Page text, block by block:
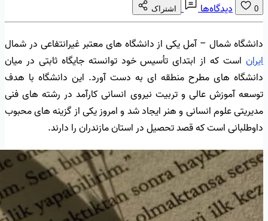
0 دیدگاه‌ها اشتراک
دانشگاه شمال – آمل یکی از دانشگاه های معتبر غیرانتفاعی در شمال
ایران است که از ابتدای تأسیس خود توانسته جایگاه ثابتی در میان
دانشگاه های مطرح منطقه ای به دست آورد. این دانشگاه با هدف
توسعه آموزش عالی و تربیت نیروی انسانی کارآمد در رشته های فنی
مدیریتی علوم انسانی و هنر ایجاد شد و امروز یکی از گزینه های محبوب
داوطلبانی است که قصد تحصیل در استان مازندران را دارند.